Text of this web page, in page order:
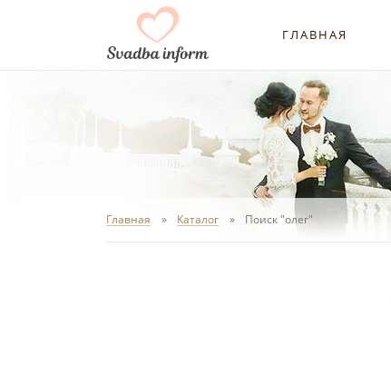
ГЛАВНАЯ
Главная Каталог Поиск "олег"